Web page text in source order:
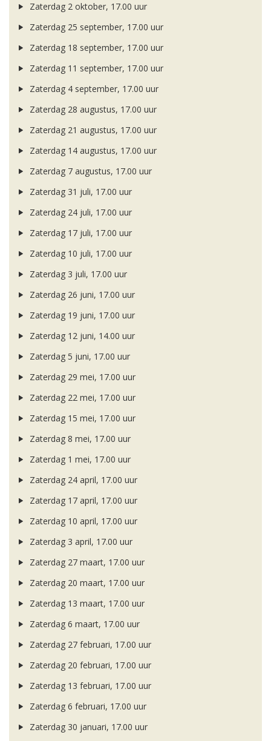
Zaterdag 2 oktober, 17.00 uur
Zaterdag 25 september, 17.00 uur
Zaterdag 18 september, 17.00 uur
Zaterdag 11 september, 17.00 uur
Zaterdag 4 september, 17.00 uur
Zaterdag 28 augustus, 17.00 uur
Zaterdag 21 augustus, 17.00 uur
Zaterdag 14 augustus, 17.00 uur
Zaterdag 7 augustus, 17.00 uur
Zaterdag 31 juli, 17.00 uur
Zaterdag 24 juli, 17.00 uur
Zaterdag 17 juli, 17.00 uur
Zaterdag 10 juli, 17.00 uur
Zaterdag 3 juli, 17.00 uur
Zaterdag 26 juni, 17.00 uur
Zaterdag 19 juni, 17.00 uur
Zaterdag 12 juni, 14.00 uur
Zaterdag 5 juni, 17.00 uur
Zaterdag 29 mei, 17.00 uur
Zaterdag 22 mei, 17.00 uur
Zaterdag 15 mei, 17.00 uur
Zaterdag 8 mei, 17.00 uur
Zaterdag 1 mei, 17.00 uur
Zaterdag 24 april, 17.00 uur
Zaterdag 17 april, 17.00 uur
Zaterdag 10 april, 17.00 uur
Zaterdag 3 april, 17.00 uur
Zaterdag 27 maart, 17.00 uur
Zaterdag 20 maart, 17.00 uur
Zaterdag 13 maart, 17.00 uur
Zaterdag 6 maart, 17.00 uur
Zaterdag 27 februari, 17.00 uur
Zaterdag 20 februari, 17.00 uur
Zaterdag 13 februari, 17.00 uur
Zaterdag 6 februari, 17.00 uur
Zaterdag 30 januari, 17.00 uur